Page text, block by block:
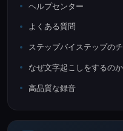
ヘルプセンター
よくある質問
ステップバイステップの
なぜ文字起こしをするのか
高品質な録音